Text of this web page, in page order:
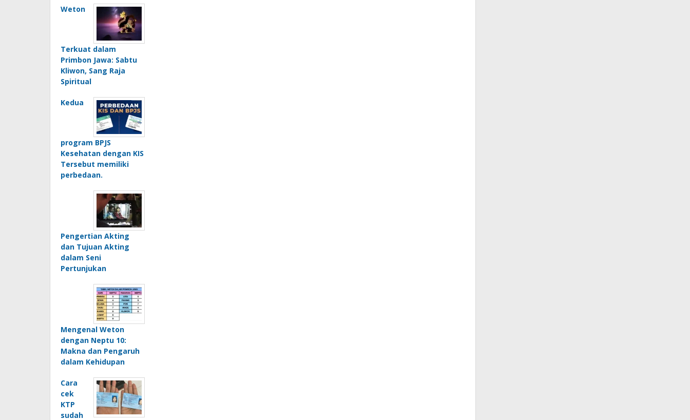
Weton
Terkuat dalam
Primbon Jawa: Sabtu
Kliwon, Sang Raja
Spiritual
Kedua
program BPJS
Kesehatan dengan KIS
Tersebut memiliki
perbedaan.
Pengertian Akting
dan Tujuan Akting
dalam Seni
Pertunjukan
Mengenal Weton
dengan Neptu 10:
Makna dan Pengaruh
dalam Kehidupan
Cara
cek
KTP
sudah